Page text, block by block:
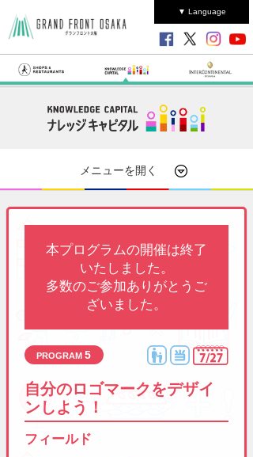
▼ Language
メニューを開く
本プログラムの開催は終了
いたしました。
多数のご参加ありがとうご
ざいました。
5
自分のロゴマークをデザイ
ンしよう！
フィールド